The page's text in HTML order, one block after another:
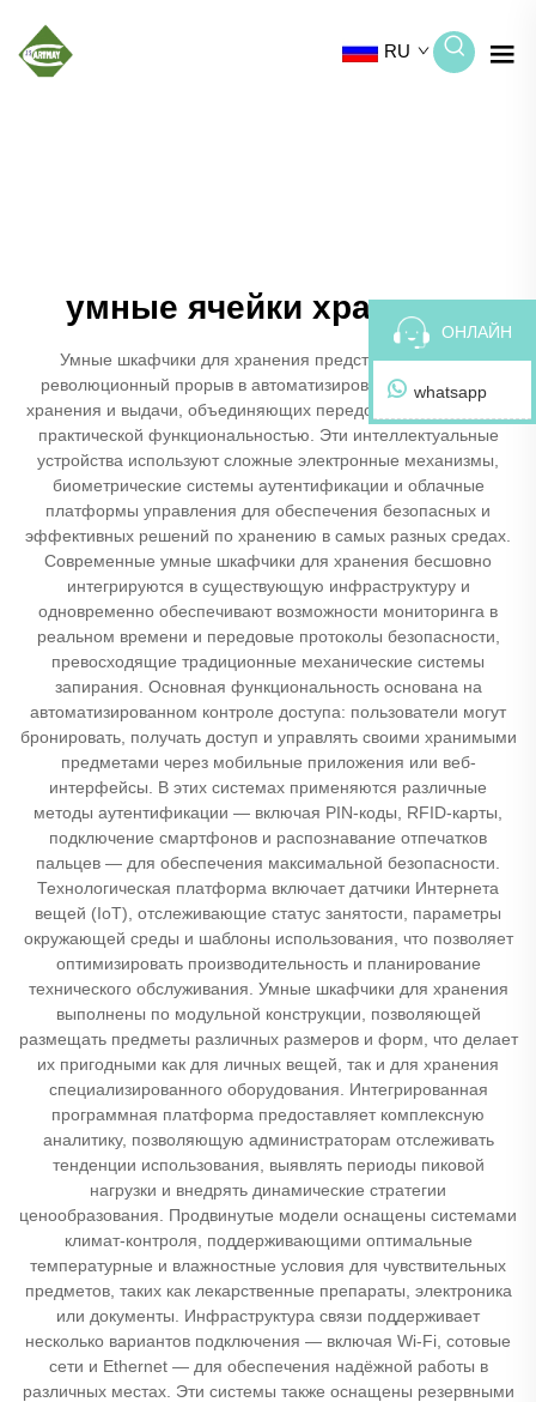
RU
умные ячейки хранения
Умные шкафчики для хранения представляют собой
революционный прорыв в автоматизированных системах
хранения и выдачи, объединяющих передовые технологии с
практической функциональностью. Эти интеллектуальные
устройства используют сложные электронные механизмы,
биометрические системы аутентификации и облачные
платформы управления для обеспечения безопасных и
эффективных решений по хранению в самых разных средах.
Современные умные шкафчики для хранения бесшовно
интегрируются в существующую инфраструктуру и
одновременно обеспечивают возможности мониторинга в
реальном времени и передовые протоколы безопасности,
превосходящие традиционные механические системы
запирания. Основная функциональность основана на
автоматизированном контроле доступа: пользователи могут
бронировать, получать доступ и управлять своими хранимыми
предметами через мобильные приложения или веб-
интерфейсы. В этих системах применяются различные
методы аутентификации — включая PIN-коды, RFID-карты,
подключение смартфонов и распознавание отпечатков
пальцев — для обеспечения максимальной безопасности.
Технологическая платформа включает датчики Интернета
вещей (IoT), отслеживающие статус занятости, параметры
окружающей среды и шаблоны использования, что позволяет
оптимизировать производительность и планирование
технического обслуживания. Умные шкафчики для хранения
выполнены по модульной конструкции, позволяющей
размещать предметы различных размеров и форм, что делает
их пригодными как для личных вещей, так и для хранения
специализированного оборудования. Интегрированная
программная платформа предоставляет комплексную
аналитику, позволяющую администраторам отслеживать
тенденции использования, выявлять периоды пиковой
нагрузки и внедрять динамические стратегии
ценообразования. Продвинутые модели оснащены системами
климат-контроля, поддерживающими оптимальные
температурные и влажностные условия для чувствительных
предметов, таких как лекарственные препараты, электроника
или документы. Инфраструктура связи поддерживает
несколько вариантов подключения — включая Wi-Fi, сотовые
сети и Ethernet — для обеспечения надёжной работы в
различных местах. Эти системы также оснащены резервными
ОНЛАЙН
whatsapp